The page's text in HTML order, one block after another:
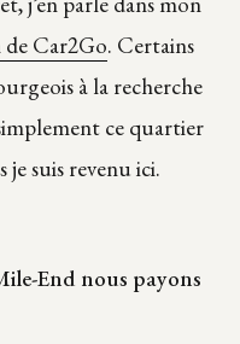
Car2Go. Certains
à la recherche
ce quartier
je suis revenu ici.
End nous payons